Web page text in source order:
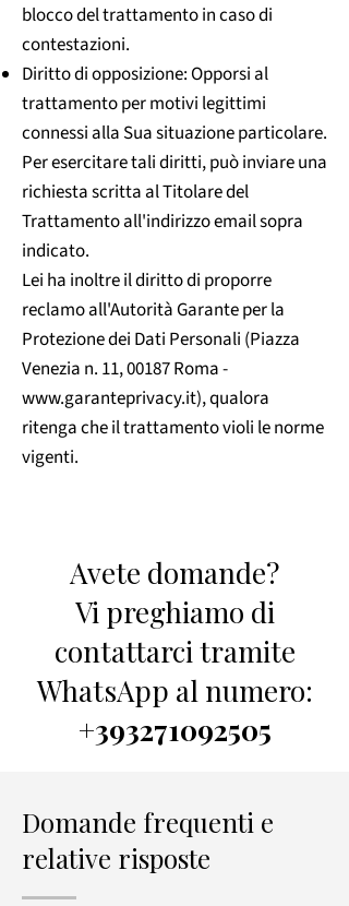
blocco del trattamento in caso di
contestazioni.
Diritto di opposizione: Opporsi al
trattamento per motivi legittimi
connessi alla Sua situazione particolare.
Per esercitare tali diritti, può inviare una
richiesta scritta al Titolare del
Trattamento all'indirizzo email sopra
indicato.
Lei ha inoltre il diritto di proporre
reclamo all'Autorità Garante per la
Protezione dei Dati Personali (Piazza
Venezia n. 11, 00187 Roma -
www.garanteprivacy.it), qualora
ritenga che il trattamento violi le norme
vigenti.
Avete domande?
Vi preghiamo di
contattarci tramite
WhatsApp al numero:
+393271092505
Domande frequenti e
relative risposte